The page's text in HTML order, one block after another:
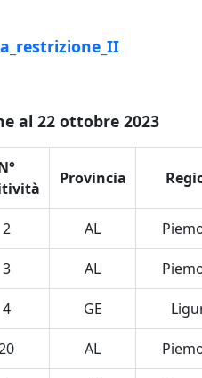
al 22 ottobre 2023
Provincia
2 AL
3 AL
4 GE
AL